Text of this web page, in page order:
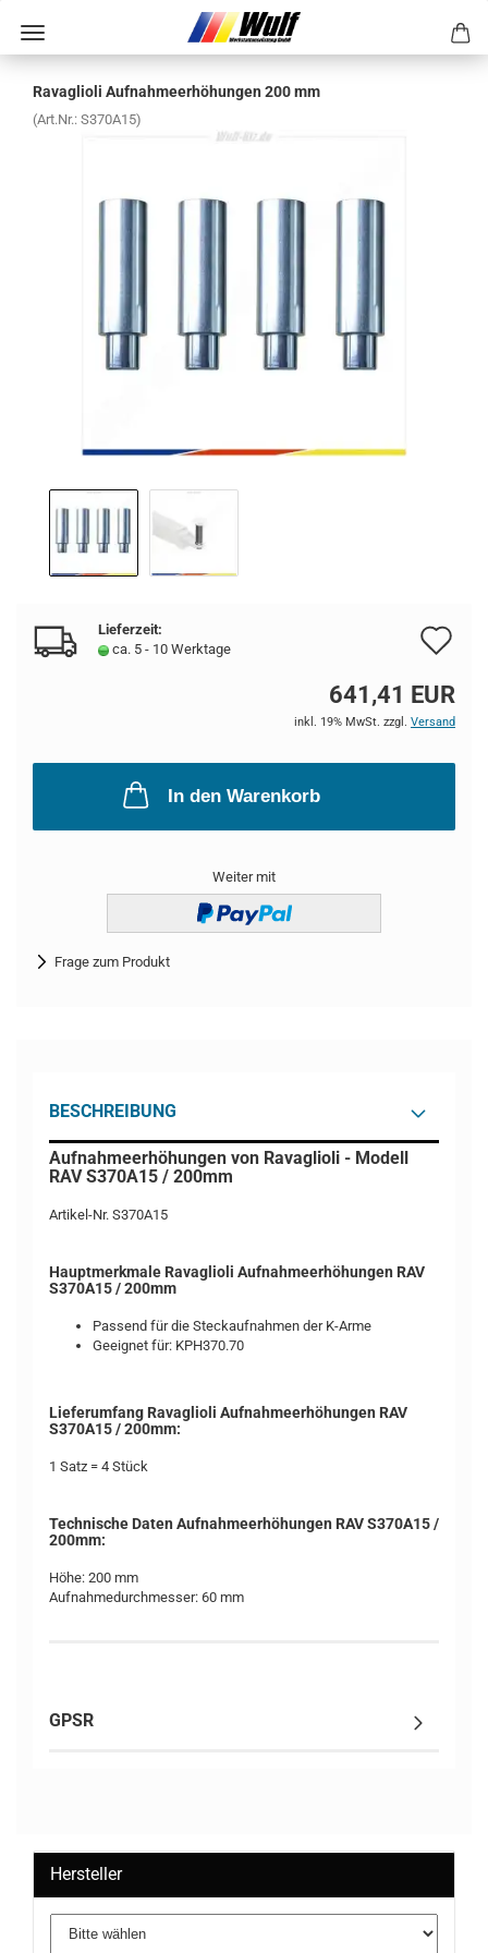
Ra­vaglio­li Auf­nah­me­er­hö­hun­gen 200 mm
(Art.Nr.: S370A15)
Lieferzeit:
ca. 5 - 10 Werktage
641,41 EUR
inkl. 19% MwSt. zzgl. Versand
In den Warenkorb
Weiter mit
Frage zum Produkt
BESCHREIBUNG
Aufnahmeerhöhungen von Ravaglioli - Modell
RAV S370A15 / 200mm
Artikel-Nr. S370A15
Hauptmerkmale Ravaglioli Aufnahmeerhöhungen RAV
S370A15 / 200mm
Passend für die Steckaufnahmen der K-Arme
Geeignet für: KPH370.70
Lieferumfang Ravaglioli Aufnahmeerhöhungen RAV
S370A15 / 200mm:
1 Satz = 4 Stück
Technische Daten Aufnahmeerhöhungen RAV S370A15 /
200mm:
Höhe: 200 mm
Aufnahmedurchmesser: 60 mm
GPSR
Hersteller